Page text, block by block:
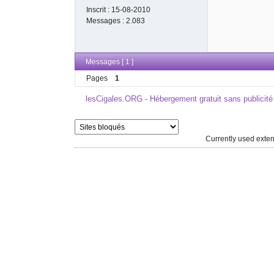
Inscrit : 15-08-2010
Messages : 2.083
Messages [ 1 ]
Pages
1
lesCigales.ORG - Hébergement gratuit sans publicité
Currently used